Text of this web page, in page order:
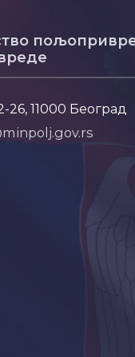
11000 Београд